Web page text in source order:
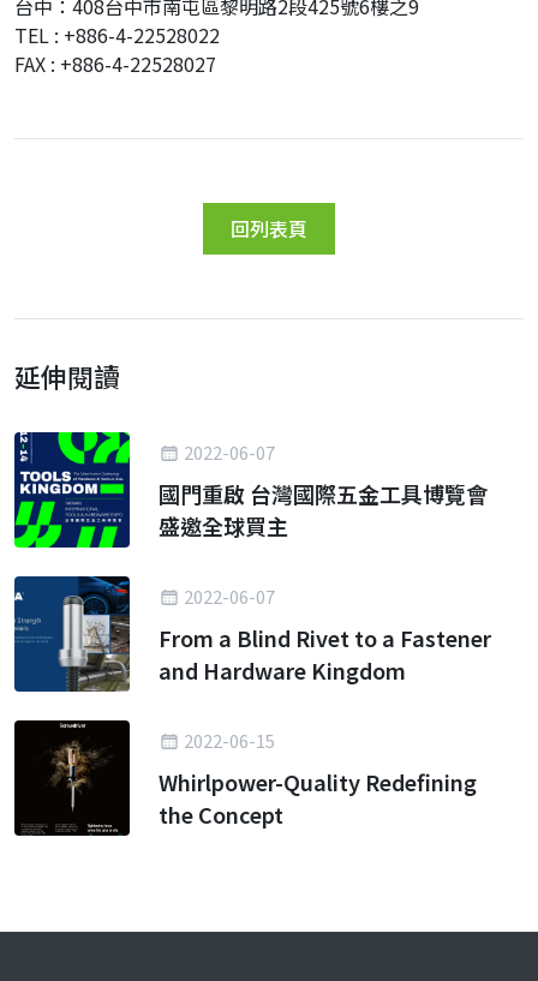
台中：408台中市南屯區黎明路2段425號6樓之9
TEL : +886-4-22528022
FAX : +886-4-22528027
回列表頁
延伸閱讀
2022-06-07
國門重啟 台灣國際五金工具博覽會
盛邀全球買主
2022-06-07
From a Blind Rivet to a Fastener
and Hardware Kingdom
2022-06-15
Whirlpower-Quality Redefining
the Concept